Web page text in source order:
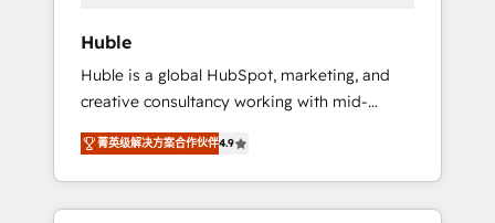
Paypal 💰 Sage or Netsuite 🤖 Google or
Microsoft ✍️ DocuSign or PandaDoc 🌐
Avalara or Quaderno HubSnacks holds the
rare Advanced "Custom Integrations"
Accreditation, securely sync data across... 🔄
any apps, in any direction. Stuck on your old
CRM..? Migrate | seamlessly off your old CRM
Huble
Huble is a global HubSpot, marketing, and
creative consultancy working with mid-
market and enterprise businesses. We go
beyond implementation, shaping the
strategy, processes, and teams that turn
HubSpot into a genuine growth engine.
菁英级解决方案合作伙伴4.9